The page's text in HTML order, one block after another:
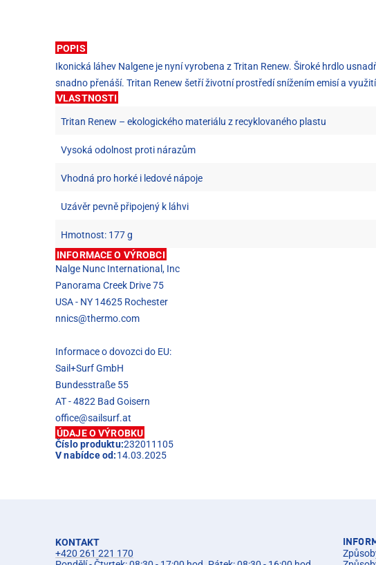
POPIS
Ikonická láhev Nalgene je nyní vyrobena z Tritan Renew. Široké hrdlo
snadno přenáší. Tritan Renew šetří životní prostředí snížením emisí a
VLASTNOSTI
Tritan Renew – ekologického materiálu z recyklovaného plastu
Vysoká odolnost proti nárazům
Vhodná pro horké i ledové nápoje
Uzávěr pevně připojený k láhvi
Hmotnost: 177 g
INFORMACE O VÝROBCI
Nalge Nunc International, Inc
Panorama Creek Drive 75
USA - NY 14625 Rochester
nnics@thermo.com
Informace o dovozci do EU:
Sail+Surf GmbH
Bundesstraße 55
AT - 4822 Bad Goisern
office@sailsurf.at
ÚDAJE O VÝROBKU
Číslo produktu:232011105
V nabídce od:14.03.2025
KONTAKT
+420 261 221 170